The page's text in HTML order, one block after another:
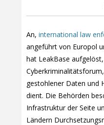
An, international law
angeführt von Europol
hat LeakBase
gestohlener Daten und
dient. Die Behörden
Infrastruktur der Seite
Ländern